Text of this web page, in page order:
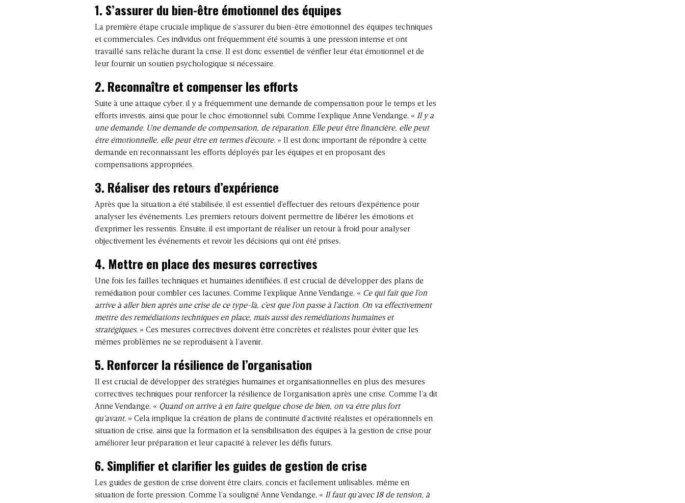
1. S’assurer du bien-être émotionnel des équipes
La première étape cruciale implique de s’assurer du bien-être émotionnel des équipes techniques
et commerciales. Ces individus ont fréquemment été soumis à une pression intense et ont
travaillé sans relâche durant la crise. Il est donc essentiel de vérifier leur état émotionnel et de
leur fournir un soutien psychologique si nécessaire.
2. Reconnaître et compenser les efforts
Suite à une attaque cyber, il y a fréquemment une demande de compensation pour le temps et les
efforts investis, ainsi que pour le choc émotionnel subi. Comme l’explique Anne Vendange, « Il y a
une demande. Une demande de compensation, de réparation. Elle peut être financière, elle peut
être émotionnelle, elle peut être en termes d’écoute. » Il est donc important de répondre à cette
demande en reconnaissant les efforts déployés par les équipes et en proposant des
compensations appropriées.
3. Réaliser des retours d’expérience
Après que la situation a été stabilisée, il est essentiel d’effectuer des retours d’expérience pour
analyser les événements. Les premiers retours doivent permettre de libérer les émotions et
d’exprimer les ressentis. Ensuite, il est important de réaliser un retour à froid pour analyser
objectivement les événements et revoir les décisions qui ont été prises.
4. Mettre en place des mesures correctives
Une fois les failles techniques et humaines identifiées, il est crucial de développer des plans de
remédiation pour combler ces lacunes. Comme l’explique Anne Vendange, « Ce qui fait que l’on
arrive à aller bien après une crise de ce type-là, c’est que l’on passe à l’action. On va effectivement
mettre des remédiations techniques en place, mais aussi des remédiations humaines et
stratégiques. » Ces mesures correctives doivent être concrètes et réalistes pour éviter que les
mêmes problèmes ne se reproduisent à l’avenir.
5. Renforcer la résilience de l’organisation
Il est crucial de développer des stratégies humaines et organisationnelles en plus des mesures
correctives techniques pour renforcer la résilience de l’organisation après une crise. Comme l’a dit
Anne Vendange, « Quand on arrive à en faire quelque chose de bien, on va être plus fort
qu’avant. » Cela implique la création de plans de continuité d’activité réalistes et opérationnels en
situation de crise, ainsi que la formation et la sensibilisation des équipes à la gestion de crise pour
améliorer leur préparation et leur capacité à relever les défis futurs.
6. Simplifier et clarifier les guides de gestion de crise
Les guides de gestion de crise doivent être clairs, concis et facilement utilisables, même en
situation de forte pression. Comme l’a souligné Anne Vendange, « Il faut qu’avec 18 de tension, à